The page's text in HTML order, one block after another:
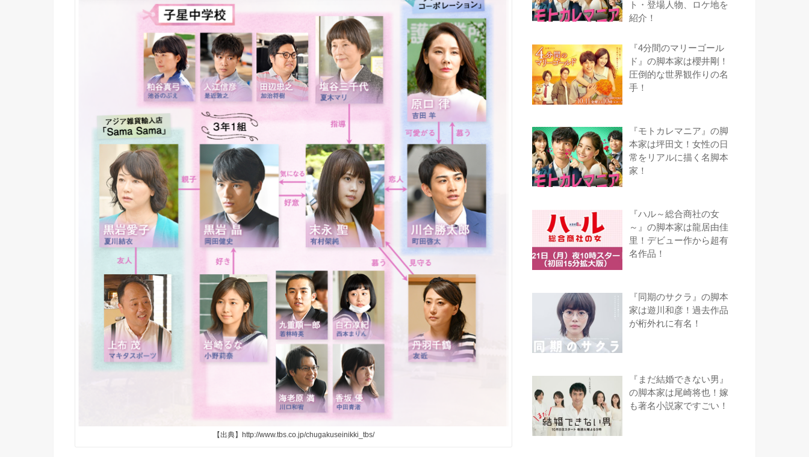
【出典】http://www.tbs.co.jp/chugakuseinikki_tbs/
ト・登場人物、ロケ地を
紹介！
『4分間のマリーゴール
ド』の脚本家は櫻井剛！
圧倒的な世界観作りの名
手！
『モトカレマニア』の脚
本家は坪田文！女性の日
常をリアルに描く名脚本
家！
『ハル～総合商社の女
～』の脚本家は龍居由佳
里！デビュー作から超有
名作品！
『同期のサクラ』の脚本
家は遊川和彦！過去作品
が桁外れに有名！
『まだ結婚できない男』
の脚本家は尾崎将也！嫁
も著名小説家ですごい！